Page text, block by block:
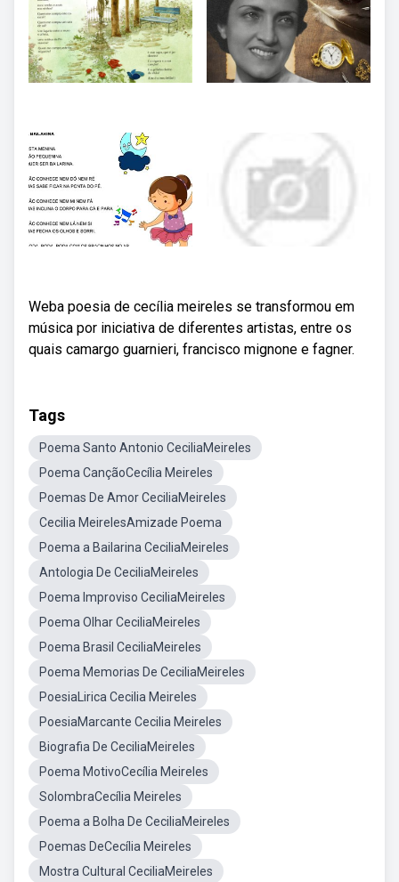
Weba poesia de cecília meireles se transformou em
música por iniciativa de diferentes artistas, entre os
quais camargo guarnieri, francisco mignone e fagner.
Tags
Poema Santo Antonio CeciliaMeireles
Poema CançãoCecília Meireles
Poemas De Amor CeciliaMeireles
Cecilia MeirelesAmizade Poema
Poema a Bailarina CeciliaMeireles
Antologia De CeciliaMeireles
Poema Improviso CeciliaMeireles
Poema Olhar CeciliaMeireles
Poema Brasil CeciliaMeireles
Poema Memorias De CeciliaMeireles
PoesiaLirica Cecilia Meireles
PoesiaMarcante Cecilia Meireles
Biografia De CeciliaMeireles
Poema MotivoCecília Meireles
SolombraCecília Meireles
Poema a Bolha De CeciliaMeireles
Poemas DeCecília Meireles
Mostra Cultural CeciliaMeireles